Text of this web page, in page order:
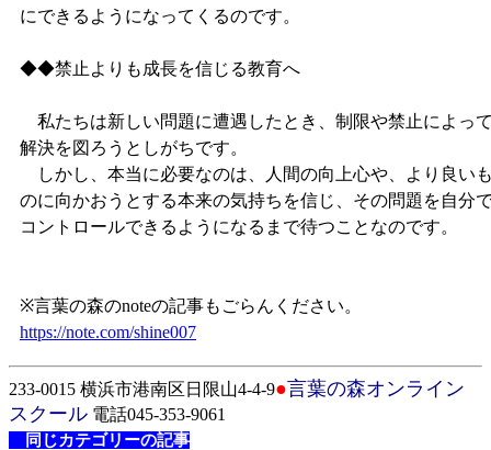
にできるようになってくるのです。
◆◆禁止よりも成長を信じる教育へ
私たちは新しい問題に遭遇したとき、制限や禁止によっ
解決を図ろうとしがちです。
しかし、本当に必要なのは、人間の向上心や、より良い
のに向かおうとする本来の気持ちを信じ、その問題を自分
コントロールできるようになるまで待つことなのです。
※言葉の森のnoteの記事もごらんください。
https://note.com/shine007
233-0015 横浜市港南区日限山4-4-9●言葉の森オンライン
スクール 電話045-353-9061
同じカテゴリーの記事